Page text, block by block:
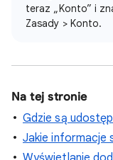
teraz „Konto” i
Zasady > Konto.
Na tej stronie
Gdzie są
Jakie informacje